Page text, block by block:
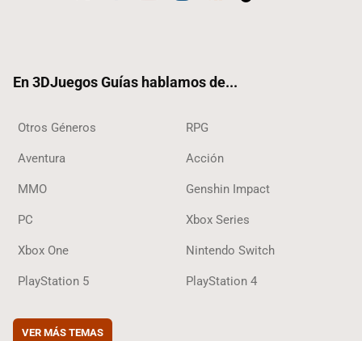
En 3DJuegos Guías hablamos de...
Otros Géneros RPG
Aventura Acción
MMO Genshin Impact
PC Xbox Series
Xbox One Nintendo Switch
PlayStation 5 PlayStation 4
VER MÁS TEMAS